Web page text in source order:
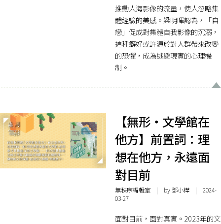
推動人海影像的流量，使人忽略集
體經驗的美感。梁明暉認為，「自
戀」促成對集體自我影像的沉溺，
這種癖好或許源於對人群帶來改變
的恐懼，成為逃避現實的心理機
制。
【無形・文學館在
他方】前置詞：理
想在他方，永遠面
對目前
無秩序編輯室| by鄧小樺| 2024-
03-27
面對目前，面對真實。2023年的文